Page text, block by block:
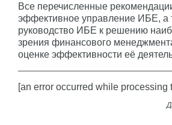
Все перечисленные
эффективное управление ИБЕ, а
руководство ИБЕ к решению
зрения финансового
оценке эффективности её
[an error occurred while processing